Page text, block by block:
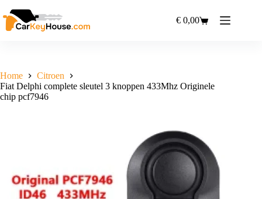
naar
de
Winkelwagen
€ 0,00
Home
Citroen
Fiat Delphi complete sleutel 3 knoppen 433Mhz Originele
chip pcf7946